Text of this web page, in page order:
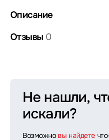
Описание
Отзывы 0
Не нашли,
искали?
Возможно вы найдете